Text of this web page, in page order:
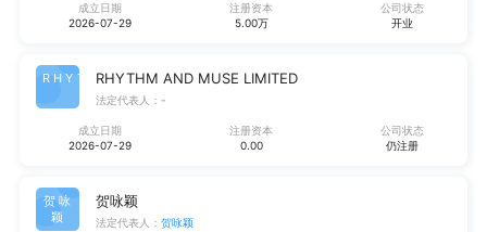
成立日期
2026-07-29
注册资本
5.00万
公司状态
开业
RHYT RHYTHM AND MUSE LIMITED
法定代表人： -
成立日期
2026-07-29
注册资本
0.00
公司状态
仍注册
贺咏
颖
贺咏颖
法定代表人： 贺咏颖